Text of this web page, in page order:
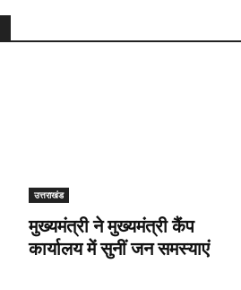
उत्तराखंड
मुख्यमंत्री ने मुख्यमंत्री कैंप
कार्यालय में सुनीं जन समस्याएं